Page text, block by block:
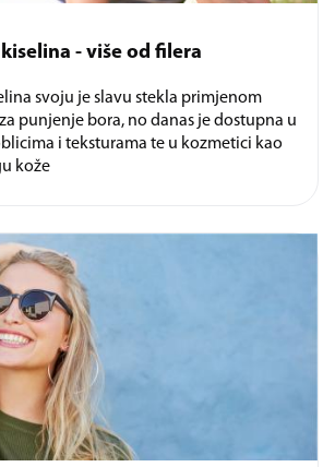
- više od filera
svoju je slavu stekla primjenom
punjenje bora, no danas je dostupna u
i teksturama te u kozmetici kao
kože